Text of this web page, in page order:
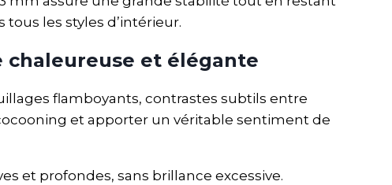
les styles d’intérieur.
chaleureuse et élégante
flamboyants, contrastes subtils entre
et apporter un véritable sentiment de
et profondes, sans brillance excessive.